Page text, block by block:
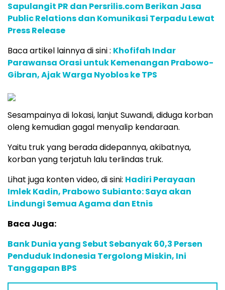
Sapulangit PR dan Persrilis.com Berikan Jasa
Public Relations dan Komunikasi Terpadu Lewat
Press Release
Baca artikel lainnya di sini : Khofifah Indar
Parawansa Orasi untuk Kemenangan Prabowo-
Gibran, Ajak Warga Nyoblos ke TPS
Sesampainya di lokasi, lanjut Suwandi, diduga korban
oleng kemudian gagal menyalip kendaraan.
Yaitu truk yang berada didepannya, akibatnya,
korban yang terjatuh lalu terlindas truk.
Lihat juga konten video, di sini: Hadiri Perayaan
Imlek Kadin, Prabowo Subianto: Saya akan
Lindungi Semua Agama dan Etnis
Baca Juga:
Bank Dunia yang Sebut Sebanyak 60,3 Persen
Penduduk Indonesia Tergolong Miskin, Ini
Tanggapan BPS